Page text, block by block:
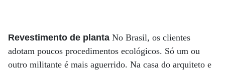
Revestimento de planta No Brasil, os clientes
adotam poucos procedimentos ecológicos. Só um ou
outro militante é mais aguerrido. Na casa do arquiteto e